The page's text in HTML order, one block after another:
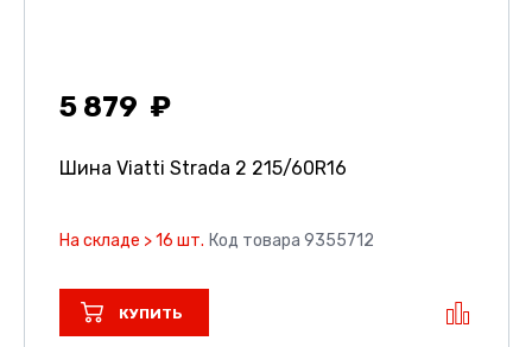
5 879
Шина Viatti Strada 2 215/60R16
На складе > 16 шт. Код товара 9355712
КУПИТЬ